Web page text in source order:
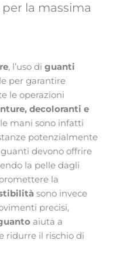
la massima
, l’uso di guanti
per garantire
le operazioni
decoloranti e
mani sono infatti
potenzialmente
devono offrire
la pelle dagli
la
sono invece
precisi,
aiuta a
ridurre il rischio di